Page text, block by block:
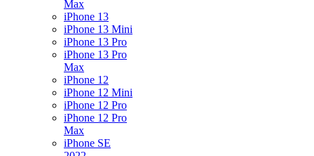
Max
iPhone 13
iPhone 13 Mini
iPhone 13 Pro
iPhone 13 Pro
Max
iPhone 12
iPhone 12 Mini
iPhone 12 Pro
iPhone 12 Pro
Max
iPhone SE